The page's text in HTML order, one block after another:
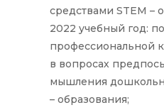
средствами STEM –
2022 учебный год:
профессиональной
в вопросах
мышления
– образования;